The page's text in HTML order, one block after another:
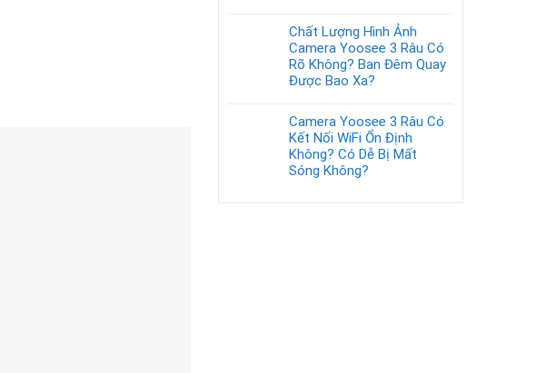
Chất Lượng Hình Ảnh
Camera Yoosee 3 Râu Có
Rõ Không? Ban Đêm Quay
Được Bao Xa?
Camera Yoosee 3 Râu Có
Kết Nối WiFi Ổn Định
Không? Có Dễ Bị Mất
Sóng Không?